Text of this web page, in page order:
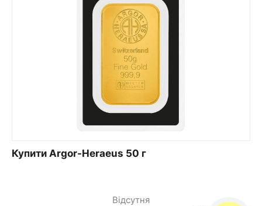
Купити Argor-Heraeus 50 г
Відсутня